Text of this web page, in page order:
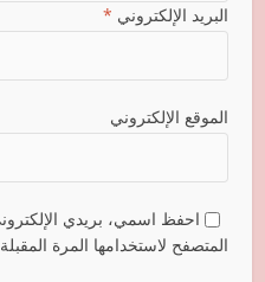
البريد الإلكتروني *
الموقع الإلكتروني
احفظ اسمي، بريدي
المتصفح لاستخدامها المرة